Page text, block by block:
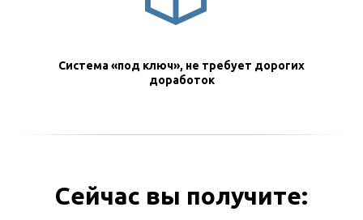
Система «под ключ», не требует дорогих
доработок
Сейчас вы получите: